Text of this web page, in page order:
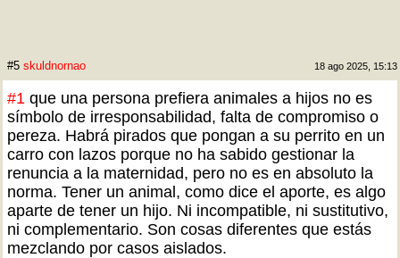
#5 skuldnornao 18 ago 2025, 15:13
#1 que una persona prefiera animales a hijos no es
símbolo de irresponsabilidad, falta de compromiso o
pereza. Habrá pirados que pongan a su perrito en un
carro con lazos porque no ha sabido gestionar la
renuncia a la maternidad, pero no es en absoluto la
norma. Tener un animal, como dice el aporte, es algo
aparte de tener un hijo. Ni incompatible, ni sustitutivo,
ni complementario. Son cosas diferentes que estás
mezclando por casos aislados.